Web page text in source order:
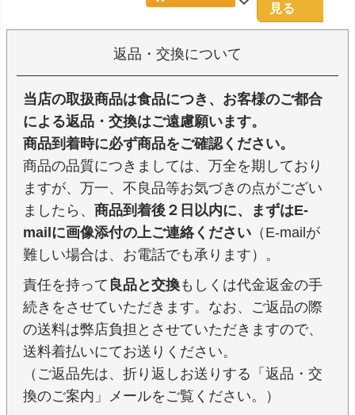
見る
返品・交換について
当店の取扱商品は食品につき、お客様のご都合
による返品・交換はご遠慮願います。
商品到着時に必ず商品をご確認ください。
商品の品質につきましては、万全を期しており
ますが、万一、不良品等お気づきの点がござい
ましたら、 商品到着後２日以内に、まずはE-
mailに画像添付の上ご連絡ください （E-mailが
難しい場合は、お電話でも承ります）。
責任を持って 良品と交換もしくは代金返金の手
続きをさせていただきます。なお、ご返品の際
の送料は弊店負担とさせていただきますので、
送料着払いにてお送りください。
（ご返品先は、折り返しお送りする「返品・交
換のご案内」メールをご覧ください。）